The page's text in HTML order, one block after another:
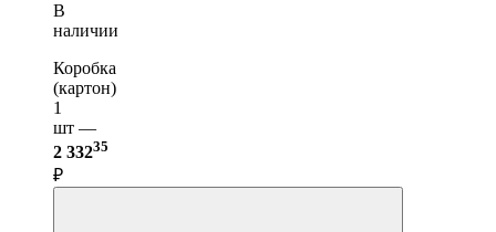
В
наличии
Коробка
(картон)
1
шт —
2 33235
₽